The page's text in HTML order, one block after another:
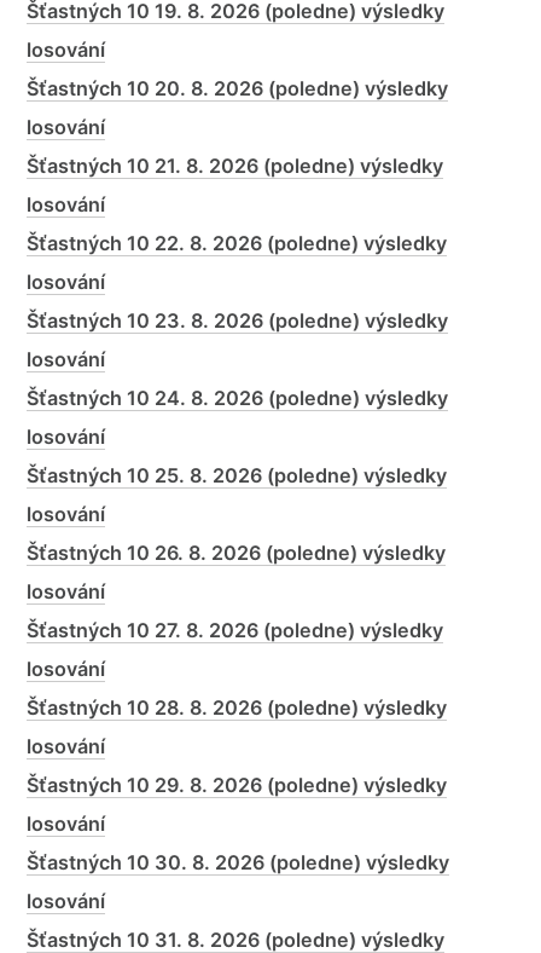
Šťastných 10 19. 8. 2026 (poledne) výsledky
losování
Šťastných 10 20. 8. 2026 (poledne) výsledky
losování
Šťastných 10 21. 8. 2026 (poledne) výsledky
losování
Šťastných 10 22. 8. 2026 (poledne) výsledky
losování
Šťastných 10 23. 8. 2026 (poledne) výsledky
losování
Šťastných 10 24. 8. 2026 (poledne) výsledky
losování
Šťastných 10 25. 8. 2026 (poledne) výsledky
losování
Šťastných 10 26. 8. 2026 (poledne) výsledky
losování
Šťastných 10 27. 8. 2026 (poledne) výsledky
losování
Šťastných 10 28. 8. 2026 (poledne) výsledky
losování
Šťastných 10 29. 8. 2026 (poledne) výsledky
losování
Šťastných 10 30. 8. 2026 (poledne) výsledky
losování
Šťastných 10 31. 8. 2026 (poledne) výsledky